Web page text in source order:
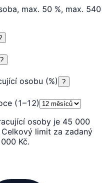
max. 50 %, max. 540
?
osobu (%) ?
(1–12)
osoby je 45 000
limit za zadaný
Kč.